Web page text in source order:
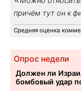
причём тут он к
Средняя оценка
Опрос недели
Должен ли
бомбовый удар